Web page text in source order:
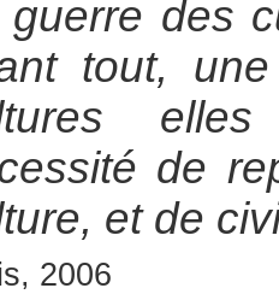
guerre des
tout,
de
et de
2006